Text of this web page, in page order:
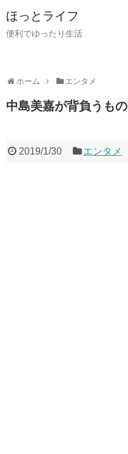
ほっとライフ
便利でゆったり生活
ホーム エンタメ
中島美嘉が背負うもの
2019/1/30 エンタメ